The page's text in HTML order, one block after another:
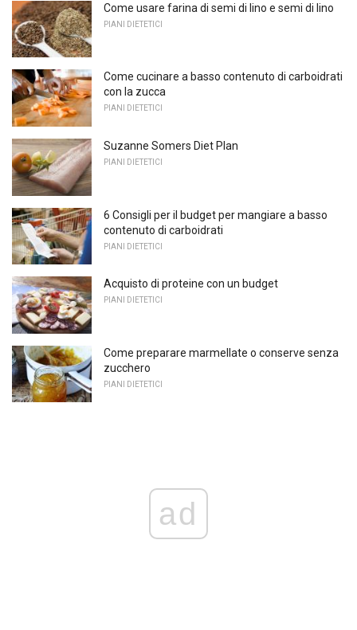
Come usare farina di semi di lino e semi di lino
PIANI DIETETICI
Come cucinare a basso contenuto di carboidrati
con la zucca
PIANI DIETETICI
Suzanne Somers Diet Plan
PIANI DIETETICI
6 Consigli per il budget per mangiare a basso
contenuto di carboidrati
PIANI DIETETICI
Acquisto di proteine ​​con un budget
PIANI DIETETICI
Come preparare marmellate o conserve senza
zucchero
PIANI DIETETICI
ad